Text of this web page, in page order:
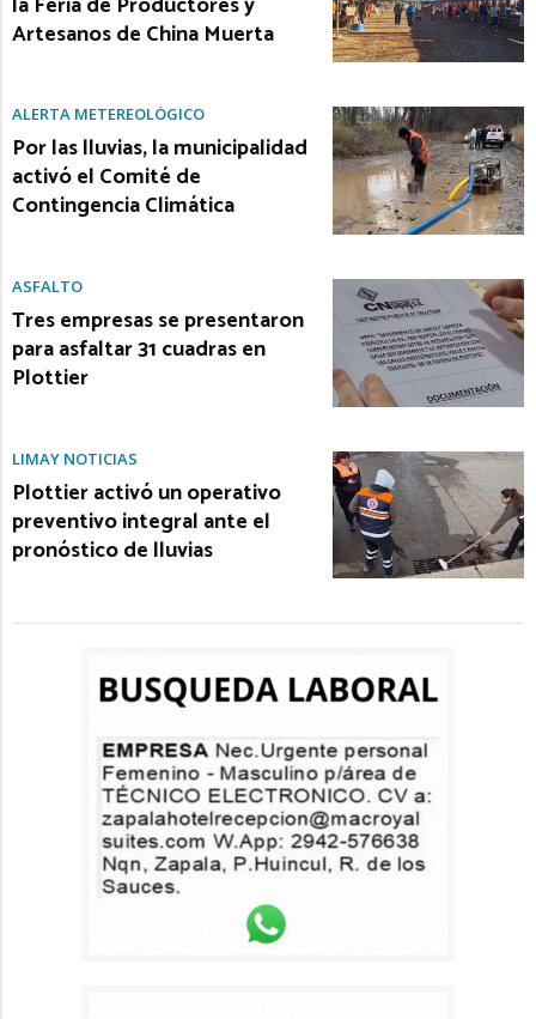
Artesanos de China Muerta
ALERTA METEREOLÓGICO
Por las lluvias, la municipalidad
activó el Comité de
Contingencia Climática
ASFALTO
Tres empresas se presentaron
para asfaltar 31 cuadras en
Plottier
LIMAY NOTICIAS
Plottier activó un operativo
preventivo integral ante el
pronóstico de lluvias